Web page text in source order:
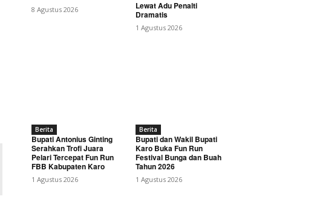
8 Agustus 2026
Lewat Adu Penalti
Dramatis
1 Agustus 2026
Berita
Bupati Antonius Ginting
Serahkan Trofi Juara
Pelari Tercepat Fun Run
FBB Kabupaten Karo
1 Agustus 2026
Berita
Bupati dan Wakil Bupati
Karo Buka Fun Run
Festival Bunga dan Buah
Tahun 2026
1 Agustus 2026